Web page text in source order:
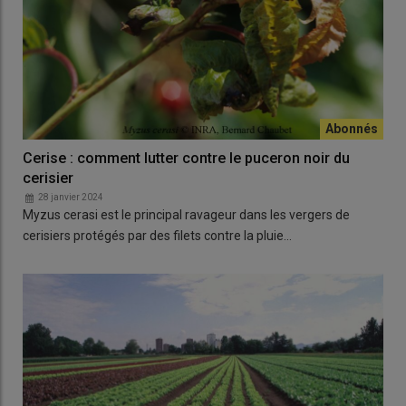
Cerise : comment lutter contre le puceron noir du
cerisier
28 janvier 2024
Myzus cerasi est le principal ravageur dans les vergers de
cerisiers protégés par des filets contre la pluie…